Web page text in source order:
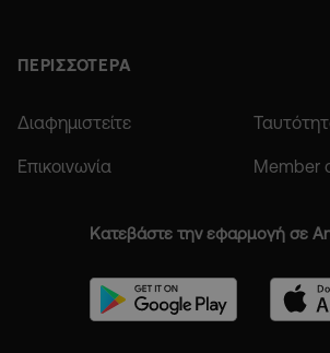
ΠΕΡΙΣΣΟΤΕΡΑ
Διαφημιστείτε
Επικοινωνία Member
Κατεβάστε την εφαρμογή σε